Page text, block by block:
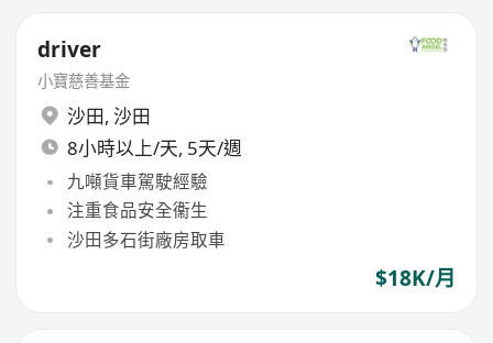
driver
小寶慈善基金
沙田, 沙田
8小時以上/天, 5天/週
九噸貨車駕駛經驗
注重食品安全衞生
沙田多石街廠房取車
$18K/月